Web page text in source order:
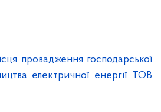
провадження господарської
електричної енергії ТОВ